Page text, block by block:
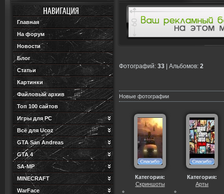
Главная
На форум
Новости
Блог
Статьи
Картинки
Файловый архив
Топ 100 сайтов
Игры для PC
Всё для Ucoz
GTA San Andreas
GTA 4
SA-MP
MINECRAFT
WarFace
Фотографий: 33 | Альбомов: 2
Новые фотографии
Категория:
Скриншоты
Категория:
Арты